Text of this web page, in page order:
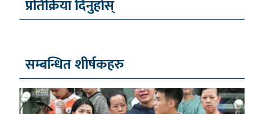
प्रतिक्रिया दिनुहोस्
सम्बन्धित शीर्षकहरु